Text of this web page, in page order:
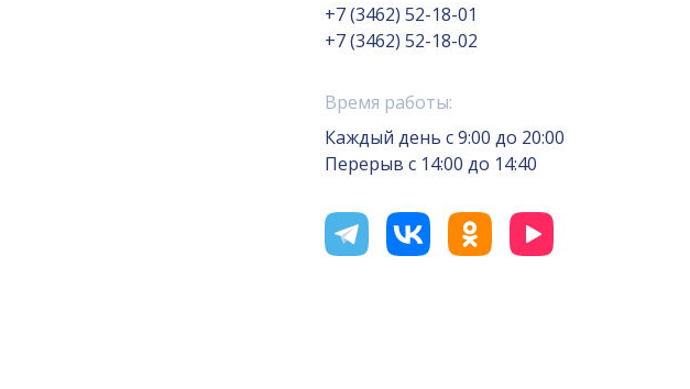
+7 (3462) 52-18-01
+7 (3462) 52-18-02
Время работы:
Каждый день с 9:00 до 20:00
Перерыв с 14:00 до 14:40